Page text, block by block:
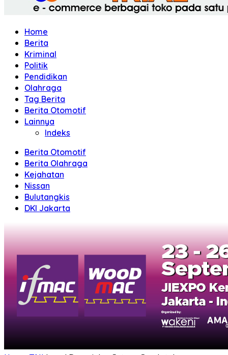
Home
Berita
Kriminal
Politik
Pendidikan
Olahraga
Tag Berita
Berita Otomotif
Lainnya
Indeks
Berita Otomotif
Berita Olahraga
Kejahatan
Nissan
Bulutangkis
DKI Jakarta